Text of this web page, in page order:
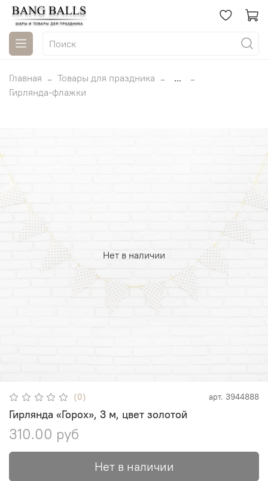
Главная Товары для праздника
...
Гирлянда-флажки
Нет в наличии
(0) арт. 3944888
Гирлянда «Горох», 3 м, цвет золотой
310.00 руб
Нет в наличии